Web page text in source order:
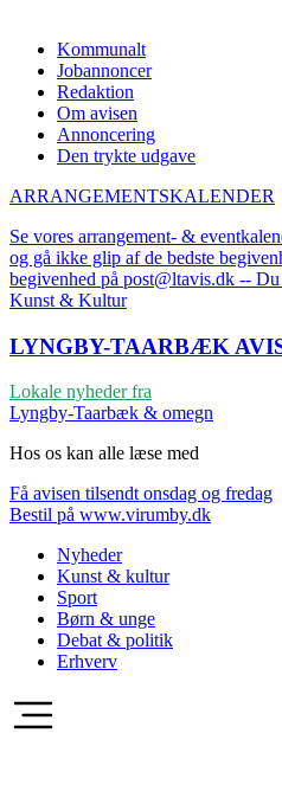
Kommunalt
Jobannoncer
Redaktion
Om avisen
Annoncering
Den trykte udgave
ARRANGEMENTSKALENDER
Se vores arrangement- &
og gå ikke glip af de bedste
begivenhed på post@ltavis.dk --
Kunst & Kultur
LYNGBY-TAARBÆK
Lokale nyheder fra
Lyngby-Taarbæk & omegn
Hos os kan alle læse med
Få avisen tilsendt onsdag og fredag
Bestil på www.virumby.dk
Nyheder
Kunst & kultur
Sport
Børn & unge
Debat & politik
Erhverv